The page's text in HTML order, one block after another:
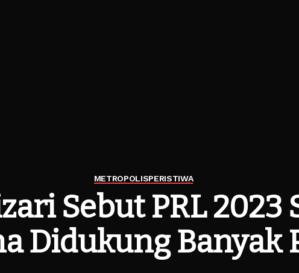
METROPOLISPERISTIWA
Sebut PRL 2023
Didukung Banyak